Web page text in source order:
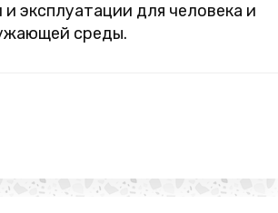
эксплуатации для человека и
среды.